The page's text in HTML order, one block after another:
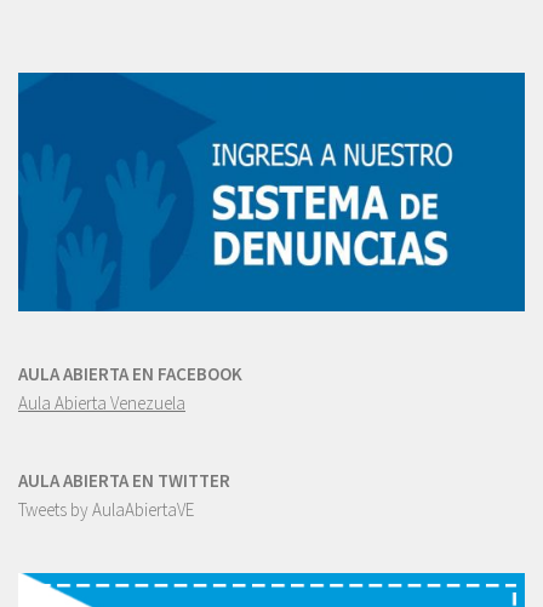
AULA ABIERTA EN FACEBOOK
Aula Abierta Venezuela
AULA ABIERTA EN TWITTER
Tweets by AulaAbiertaVE